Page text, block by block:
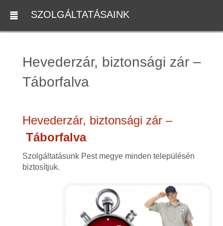
SZOLGÁLTATÁSAINK
Hevederzár, biztonsági zár –
Táborfalva
Hevederzár, biztonsági zár –
Táborfalva
Szolgáltatásunk Pest megye minden településén
biztosítjuk.